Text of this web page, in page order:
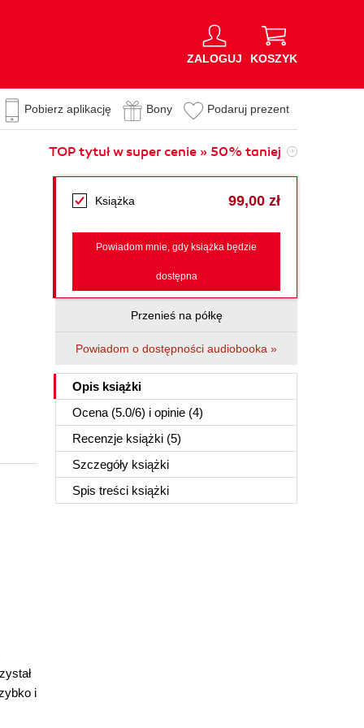
ZALOGUJ KOSZYK
Pobierz aplikację Bony Podaruj prezent
TOP tytuł w super cenie » 50% taniej
Książka 99,00 zł
Powiadom mnie, gdy książka będzie
dostępna
Przenieś na półkę
Powiadom o dostępności audiobooka »
Opis książki
Ocena (5.0/6) i opinie (4)
Recenzje książki (5)
Szczegóły książki
Spis treści książki
i